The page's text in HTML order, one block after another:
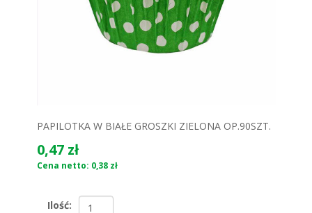
PAPILOTKA W BIAŁE GROSZKI ZIELONA OP.90SZT.
0,47 zł
Cena netto: 0,38 zł
Ilość: